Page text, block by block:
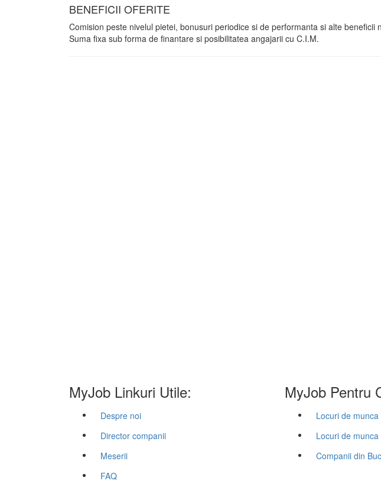
BENEFICII OFERITE
Comision peste nivelul pietei, bonusuri periodice si de performanta si alte beneficii
Suma fixa sub forma de finantare si posibilitatea angajarii cu C.I.M.
MyJob Linkuri Utile:
Despre noi
Director companii
Meserii
FAQ
MyJob Pentru
Locuri de munca
Locuri de
Companii din